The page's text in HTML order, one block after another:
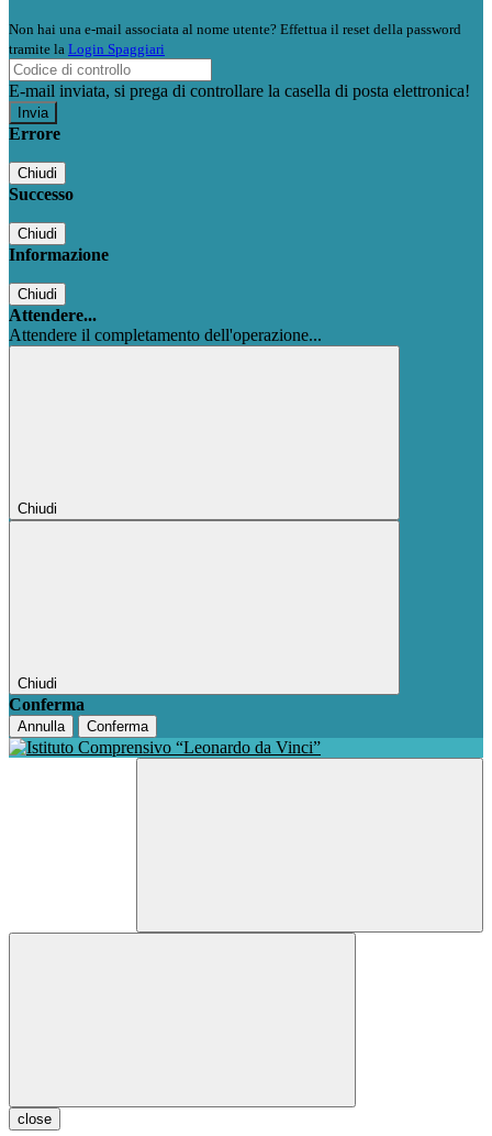
Non hai una e-mail associata al nome utente? Effettua il reset della password
tramite la Login Spaggiari
E-mail inviata, si prega di controllare la casella di posta elettronica!
Errore
Chiudi
Successo
Chiudi
Informazione
Chiudi
Attendere...
Attendere il completamento dell'operazione...
Chiudi
Chiudi
Conferma
Annulla Conferma
close